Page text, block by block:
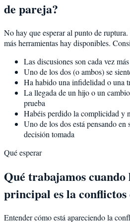
de pareja?
No hay que esperar al punto de ruptura.
más herramientas hay disponibles.
Las discusiones son cada vez
Uno de los dos (o ambos) se
Ha habido una infidelidad o una
La llegada de un hijo o un
prueba
Habéis perdido la complicidad y
Uno de los dos está pensando en
decisión tomada
Qué esperar
Qué trabajamos cuando
principal es la
Entender cómo está apareciendo la